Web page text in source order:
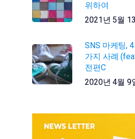
위하여
2021년 5월
SNS 마케팅,
가지 사례
전편C
2020년 4월 9